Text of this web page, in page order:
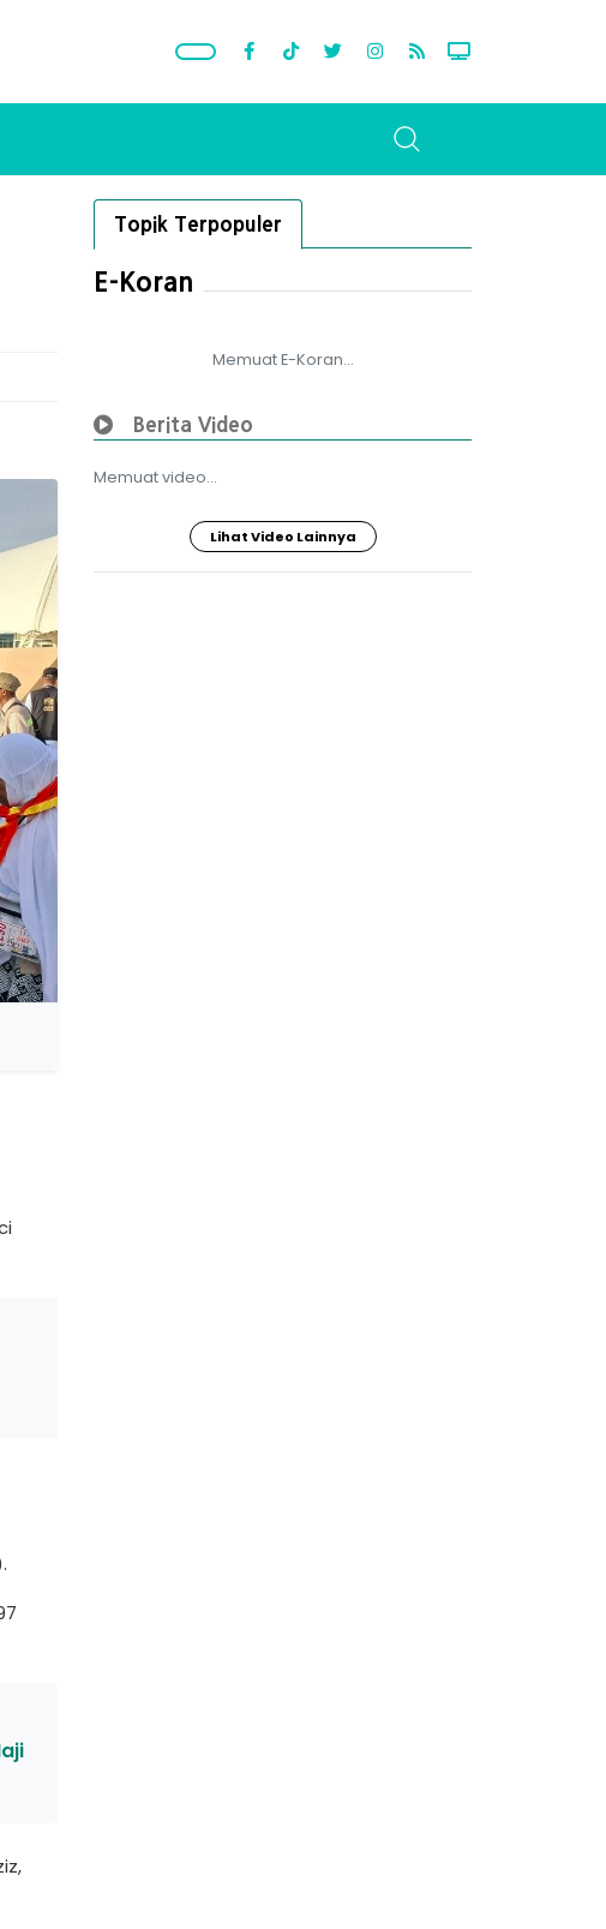
Topik Terpopuler
E-Koran
Memuat E-Koran...
Berita Video
Memuat video...
Lihat Video Lainnya